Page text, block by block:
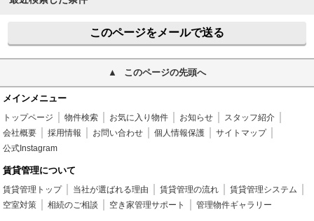
このページをメールで送る
このページの先頭へ
メインメニュー
トップページ 物件検索 お気に入り物件 お知らせ
スタッフ紹介
会社概要
採用情報 お問い合わせ 個人情報保護
サイトマップ
公式Instagram
賃貸管理について
賃貸管理トップ 当社が選ばれる理由 賃貸管理の流れ
賃貸管理システム
空室対策
相続のご相談 空き家管理サポート 管理物件ギャラリー